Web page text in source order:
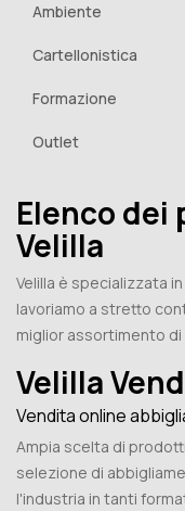
Ambiente
Cartellonistica
Formazione
Outlet
Elenco dei
Velilla
Velilla è specializzata
lavoriamo a stretto
miglior assortimento
Velilla
Vendita online
Ampia scelta di
selezione di
l'industria in tanti